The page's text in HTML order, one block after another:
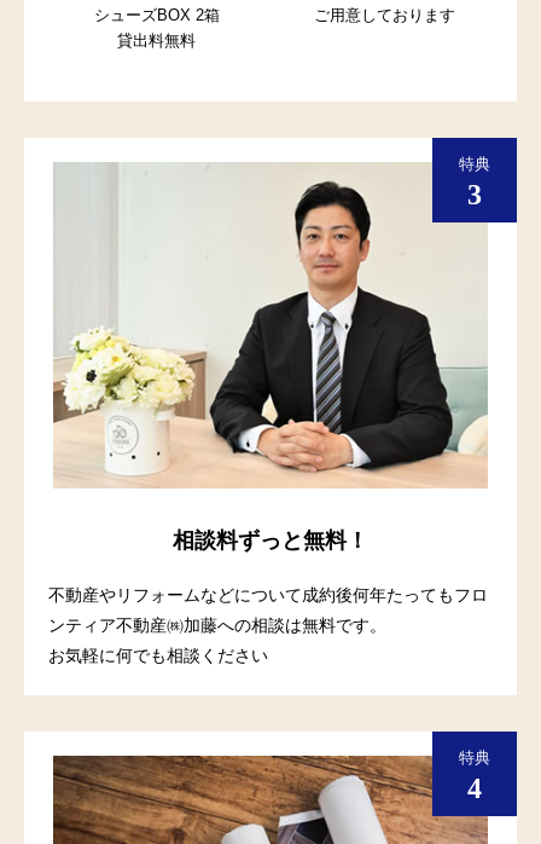
シューズBOX 2箱
貸出料無料
ご用意しております
相談料ずっと無料！
不動産やリフォームなどについて成約後何年たってもフロ
ンティア不動産㈱加藤への相談は無料です。
お気軽に何でも相談ください